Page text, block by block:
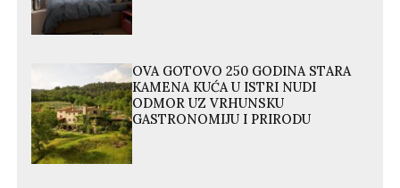
OVA GOTOVO 250 GODINA STARA
KAMENA KUĆA U ISTRI NUDI
ODMOR UZ VRHUNSKU
GASTRONOMIJU I PRIRODU